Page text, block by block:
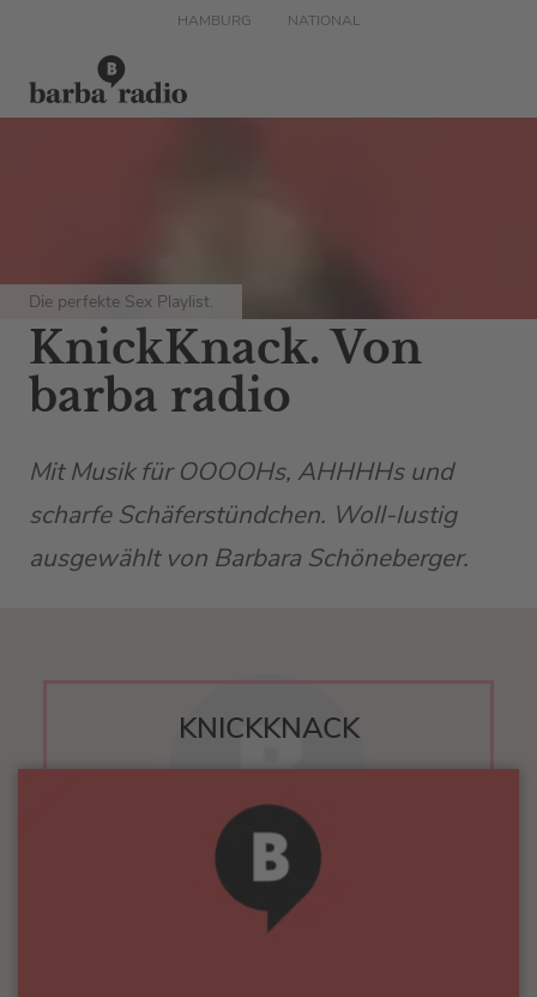
HAMBURG NATIONAL
Die perfekte Sex Playlist.
KnickKnack. Von
barba radio
Mit Musik für OOOOHs, AHHHHs und
scharfe Schäferstündchen. Woll-lustig
ausgewählt von Barbara Schöneberger.
KNICKKNACK